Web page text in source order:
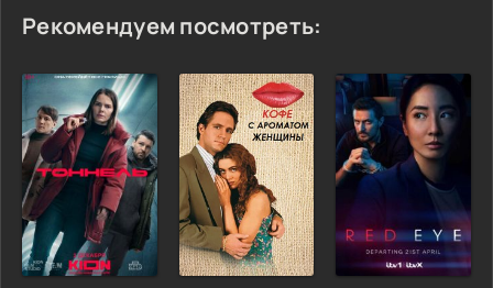
Рекомендуем посмотреть: